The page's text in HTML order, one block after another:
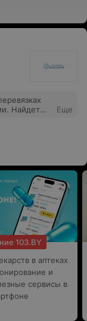
Найдет
Еще
103.BY
в аптеках
и
сервисы в